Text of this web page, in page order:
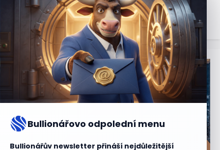
Bullionářovo odpolední menu
Bullionářův newsletter přináší nejdůležitější